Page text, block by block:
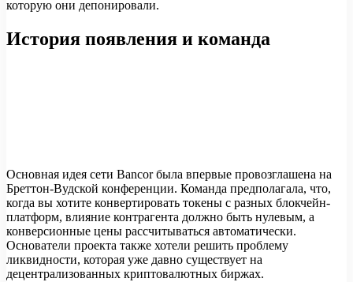
которую они депонировали.
История появления и команда
Основная идея сети Bancor была впервые провозглашена на
Бреттон-Вудской конференции. Команда предполагала, что,
когда вы хотите конвертировать токены с разных блокчейн-
платформ, влияние контрагента должно быть нулевым, а
конверсионные цены рассчитываться автоматически.
Основатели проекта также хотели решить проблему
ликвидности, которая уже давно существует на
децентрализованных криптовалютных биржах.